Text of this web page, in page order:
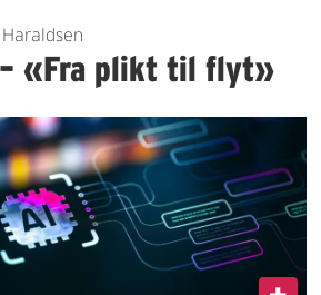
«Fra plikt til flyt»